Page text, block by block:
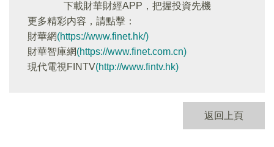
下載財華財經APP，把握投資先機
更多精彩内容，請點擊：
財華網(https://www.finet.hk/)
財華智庫網(https://www.finet.com.cn)
現代電視FINTV(http://www.fintv.hk)
返回上頁